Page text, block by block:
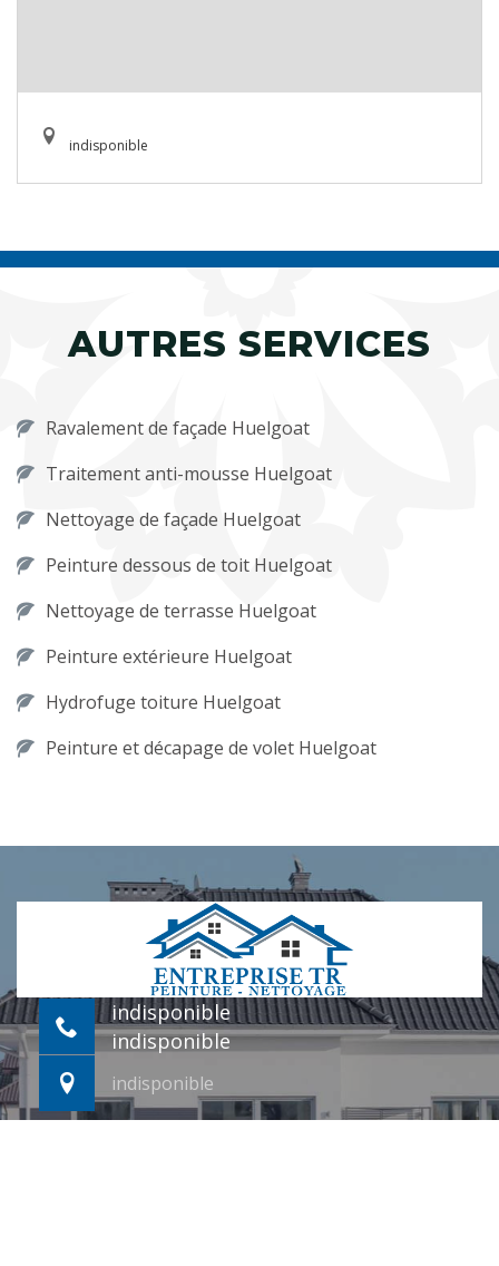
indisponible
AUTRES SERVICES
Ravalement de façade Huelgoat
Traitement anti-mousse Huelgoat
Nettoyage de façade Huelgoat
Peinture dessous de toit Huelgoat
Nettoyage de terrasse Huelgoat
Peinture extérieure Huelgoat
Hydrofuge toiture Huelgoat
Peinture et décapage de volet Huelgoat
indisponible
indisponible
indisponible